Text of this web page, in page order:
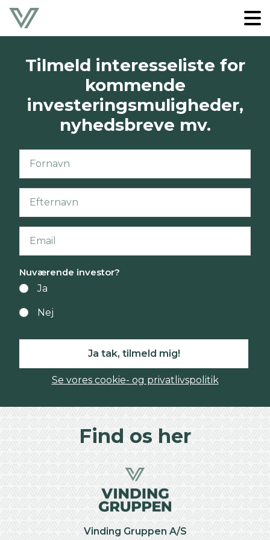
Tilmeld interesseliste for
kommende
investeringsmuligheder,
nyhedsbreve mv.
Nuværende investor?
Ja
Nej
Ja tak, tilmeld mig!
Se vores cookie- og privatlivspolitik
Find os her
Vinding Gruppen A/S